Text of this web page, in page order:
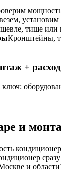
установим
тише или
Кронштейны,
+
и
и